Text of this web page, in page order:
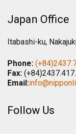
Japan Office
Itabashi-ku,
Phone:
Fax:
Email:
Follow Us